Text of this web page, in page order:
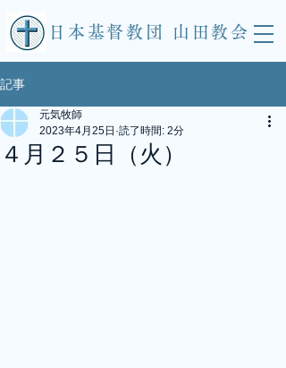
​日本基督教団 山田教会
記事
４月２５日（火）
元気牧師
2023年4月25日 読了時間: 2分